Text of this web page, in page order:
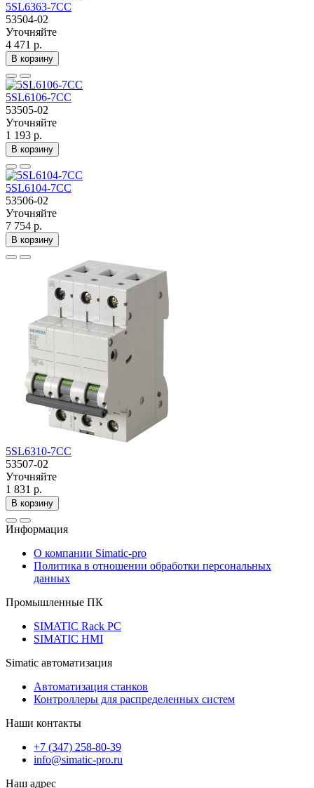
5SL6363-7CC
53504-02
Уточняйте
4 471 р.
В корзину
5SL6106-7CC
53505-02
Уточняйте
1 193 р.
В корзину
5SL6104-7CC
53506-02
Уточняйте
7 754 р.
В корзину
5SL6310-7CC
53507-02
Уточняйте
1 831 р.
В корзину
Информация
О компании Simatic-pro
Политика в отношении обработки персональных
данных
Промышленные ПК
SIMATIC Rack PC
SIMATIC HMI
Simatic автоматизация
Автоматизация станков
Контроллеры для распределенных систем
Наши контакты
+7 (347) 258-80-39
info@simatic-pro.ru
Наш адрес